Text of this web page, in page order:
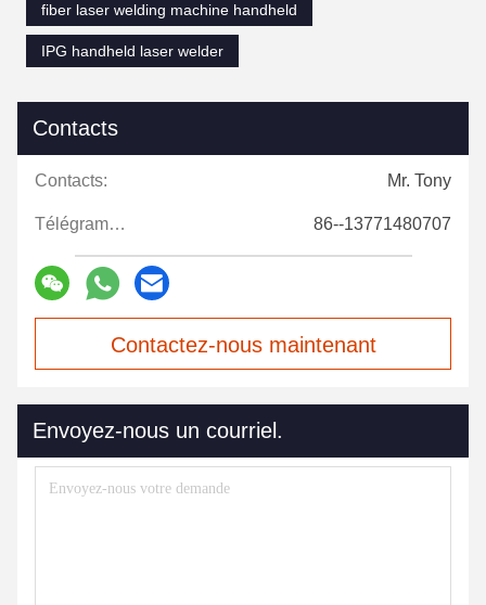
fiber laser welding machine handheld
IPG handheld laser welder
Contacts
Contacts: Mr. Tony
Télégramme: 86--13771480707
Contactez-nous maintenant
Envoyez-nous un courriel.